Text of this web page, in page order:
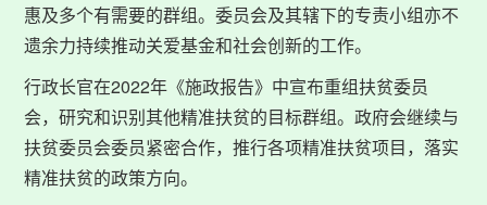
惠及多个有需要的群组。委员会及其辖下的专责小组亦不
遗余力持续推动关爱基金和社会创新的工作。
行政长官在2022年《施政报告》中宣布重组扶贫委员
会，研究和识别其他精准扶贫的目标群组。政府会继续与
扶贫委员会委员紧密合作，推行各项精准扶贫项目，落实
精准扶贫的政策方向。